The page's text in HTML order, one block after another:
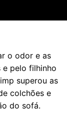
o odor e as
e pelo filhinho
superou as
colchões e
do sofá.